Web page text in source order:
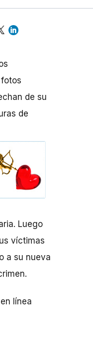
de su
de
Luego
víctimas
a su nueva
línea